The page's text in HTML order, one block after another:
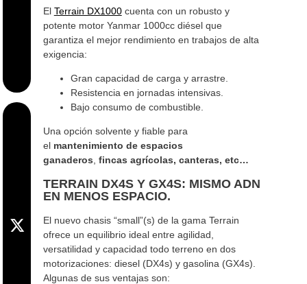
El Terrain DX1000cuenta con un robusto y
potente motor Yanmar 1000cc diésel que
garantiza el mejor rendimiento en trabajos de alta
exigencia:
Gran capacidad de carga y arrastre.
Resistencia en jornadas intensivas.
Bajo consumo de combustible.
Una opción solvente y fiable para
el mantenimiento de espacios
ganaderos, fincas agrícolas, canteras, etc…
TERRAIN DX4S Y GX4S: MISMO ADN
EN MENOS ESPACIO.
El nuevo chasis “small”(s) de la gama Terrain
ofrece un equilibrio ideal entre agilidad,
versatilidad y capacidad todo terreno en dos
motorizaciones: diesel (DX4s) y gasolina (GX4s).
Algunas de sus ventajas son: